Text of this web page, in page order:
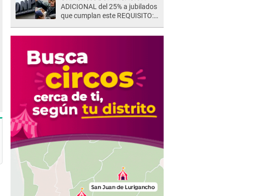
ADICIONAL del 25% a jubilados
que cumplan este REQUISITO: